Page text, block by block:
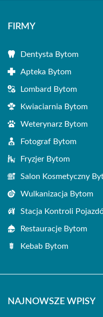
FIRMY
Dentysta Bytom
Apteka Bytom
Lombard Bytom
Kwiaciarnia Bytom
Weterynarz Bytom
Fotograf Bytom
Fryzjer Bytom
Salon Kosmetyczny
Wulkanizacja Bytom
Stacja Kontroli
Restauracje Bytom
Kebab Bytom
NAJNOWSZE WPISY